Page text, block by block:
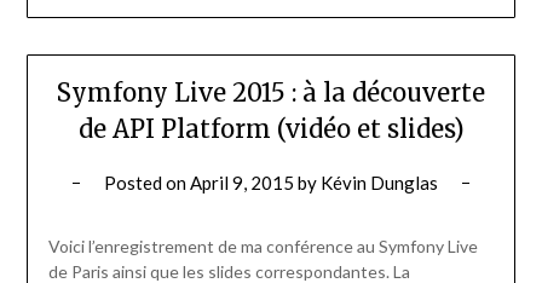
Symfony Live 2015 : à la découverte
de API Platform (vidéo et slides)
Posted onApril 9, 2015 by Kévin Dunglas
Voici l’enregistrement de ma conférence au Symfony Live
de Paris ainsi que les slides correspondantes. La